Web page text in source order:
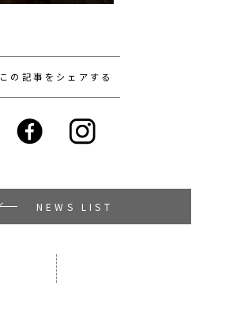
この記事をシェアする
NEWS LIST